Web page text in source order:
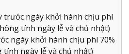
trước ngày khởi hành chịu phí
tính ngày lễ và chủ nhật)
ngày khởi hành chịu phí 70%
tính ngày lễ và chủ nhật)